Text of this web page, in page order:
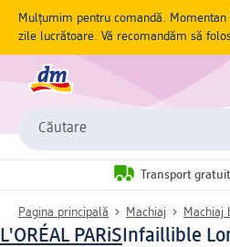
Mulțumim pentru comandă.
zile lucrătoare. Vă recomandăm să
Căutare
Transport
Pagina principală Machiaj Machiaj
L'ORÉAL PARiS Infaillible